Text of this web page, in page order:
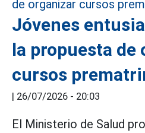
Jóvenes
la propuesta de
cursos
| 26/07/2026 - 20:03
El Ministerio de Salud